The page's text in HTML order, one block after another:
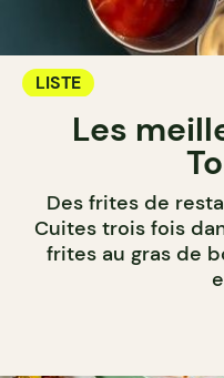
LISTE
Les
Des frites de
Cuites trois fois
frites au gras de